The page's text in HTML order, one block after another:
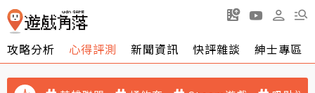
攻略分析 心得評測 新聞資訊 快評雜談 紳士專區